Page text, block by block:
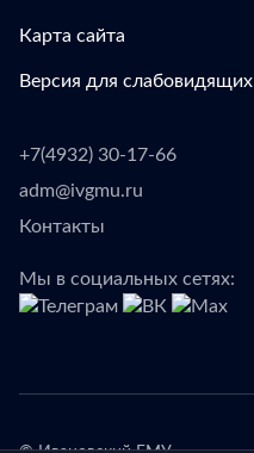
Карта сайта
Версия для слабовидящих
+7(4932) 30-17-66
adm@ivgmu.ru
Контакты
Мы в социальных сетях: